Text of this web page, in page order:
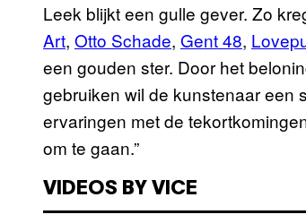
Leek blijkt een gulle gever. Zo
Art, Otto Schade, Gent 48,
een gouden ster. Door het
gebruiken wil de kunstenaar een
ervaringen met de
om te gaan.”
VIDEOS BY VICE